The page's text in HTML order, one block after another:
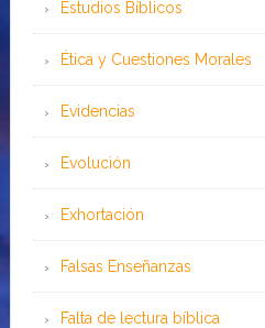
Estudios Bíblicos
Ética y Cuestiones Morales
Evidencias
Evolución
Exhortación
Falsas Enseñanzas
Falta de lectura bíblica